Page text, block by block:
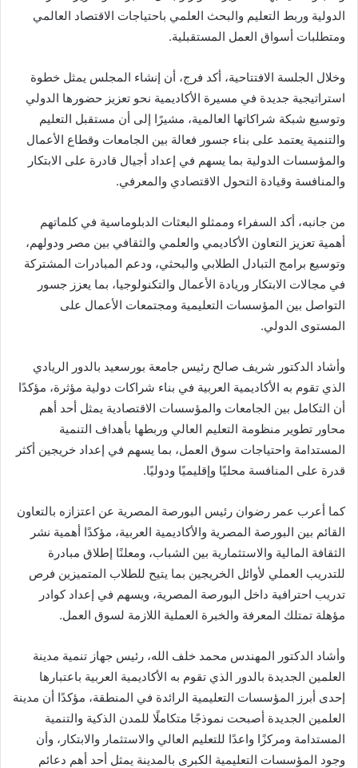
الدولية وربط التعليم والبحث العلمي باحتياجات الاقتصاد العالمي
ومتطلبات أسواق العمل المستقبلية.
وخلال الجلسة الافتتاحية، أكد فرج، أن إنشاء المجلس يمثل خطوة
استراتيجية جديدة في مسيرة الأكاديمية نحو تعزيز حضورها الدولي
وتوسيع شبكة شراكاتها العالمية، مشيرًا إلى أن مستقبل التعليم
والتنمية يعتمد على بناء جسور فعالة بين الجامعات وقطاع الأعمال
والمؤسسات الدولية بما يسهم في إعداد أجيال قادرة على الابتكار
والمنافسة وقيادة التحول الاقتصادي والمعرفي.
من جانبه، أكد السفراء وممثلو البعثات الدبلوماسية في كلماتهم
أهمية تعزيز التعاون الأكاديمي والعلمي والثقافي بين مصر ودولهم،
وتوسيع برامج التبادل الطلابي والبحثي، ودعم المبادرات المشتركة
في مجالات الابتكار وريادة الأعمال والتكنولوجيا، بما يعزز جسور
التواصل بين المؤسسات التعليمية ومجتمعات الأعمال على
المستوى الدولي.
وأشاد الدكتور شريف صالح رئيس جامعة بورسعيد بالدور الريادي
الذي تقوم به الأكاديمية العربية في بناء شراكات دولية مؤثرة، مؤكدًا
أن التكامل بين الجامعات والمؤسسات الاقتصادية يمثل أحد أهم
محاور تطوير منظومة التعليم العالي وربطها بأهداف التنمية
المستدامة واحتياجات سوق العمل، بما يسهم في إعداد خريجين أكثر
قدرة على المنافسة محليًا وإقليميًا ودوليًا.
كما أعرب عمر رضوان رئيس البورصة المصرية عن اعتزازه بالتعاون
القائم بين البورصة المصرية والأكاديمية العربية، مؤكدًا أهمية نشر
الثقافة المالية والاستثمارية بين الشباب، ومعلنًا إطلاق مبادرة
للتدريب العملي لأوائل الخريجين بما يتيح للطلاب المتميزين فرص
تدريب احترافية داخل البورصة المصرية، ويسهم في إعداد كوادر
مؤهلة تمتلك المعرفة والخبرة العملية اللازمة لسوق العمل.
وأشاد الدكتور المهندس محمد خلف الله، رئيس جهاز تنمية مدينة
العلمين الجديدة بالدور الذي تقوم به الأكاديمية العربية باعتبارها
إحدى أبرز المؤسسات التعليمية الرائدة في المنطقة، مؤكدًا أن مدينة
العلمين الجديدة أصبحت نموذجًا متكاملًا للمدن الذكية والتنمية
المستدامة ومركزًا واعدًا للتعليم العالي والاستثمار والابتكار، وأن
وجود المؤسسات التعليمية الكبرى بالمدينة يمثل أحد أهم دعائم